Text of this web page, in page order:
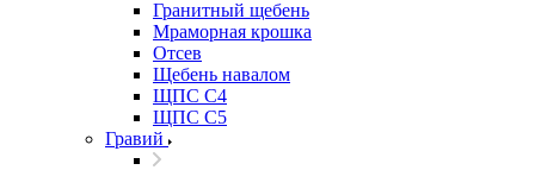
Гранитный щебень
Мраморная крошка
Отсев
Щебень навалом
ЩПС С4
ЩПС С5
Гравий